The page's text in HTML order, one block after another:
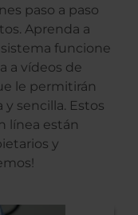
paso a paso
Aprenda a
funcione
a vídeos de
le permitirán
sencilla. Estos
línea están
y